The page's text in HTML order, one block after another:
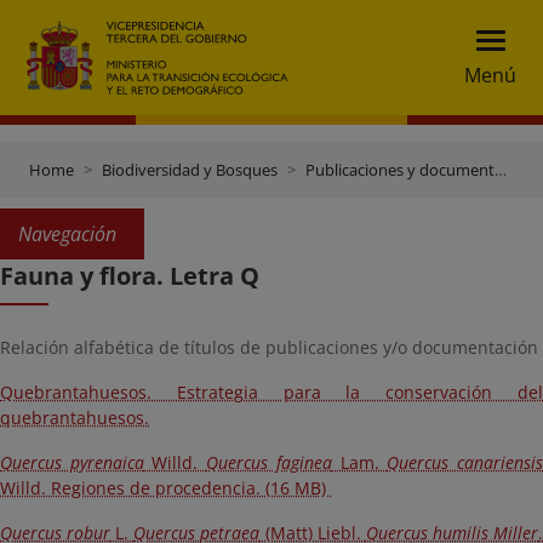
Menú
Home Biodiversidad y Bosques Publicaciones y documentación
Navegación
Fauna y flora. Letra Q
Relación alfabética de títulos de publicaciones y/o documentación
Quebrantahuesos. Estrategia para la conservación del
quebrantahuesos.
Quercus pyrenaicaWilld. Quercus fagineaLam. Quercus canariensis
Willd. Regiones de procedencia. (16 MB)
Quercus robur L. Quercus petraea (Matt) Liebl. Quercus humilis Miller.